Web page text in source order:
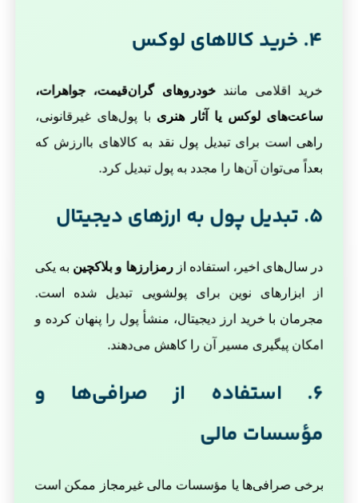
4. خرید کالاهای لوکس
خرید اقلامی مانندخودروهای گران‌قیمت، جواهرات،
ساعت‌های لوکس یا آثار هنری با پول‌های غیرقانونی،
راهی است برای تبدیل پول نقد به کالاهای باارزش که
بعداً می‌توان آن‌ها را مجدد به پول تبدیل کرد.
5. تبدیل پول به ارزهای دیجیتال
در سال‌های اخیر، استفاده ازرمزارزها و بلاکچین به یکی
از ابزارهای نوین برای پولشویی تبدیل شده است.
مجرمان با خرید ارز دیجیتال، منشأ پول را پنهان کرده و
امکان پیگیری مسیر آن را کاهش می‌دهند.
6. استفاده از صرافی‌ها و
مؤسسات مالی
برخی صرافی‌ها یا مؤسسات مالی غیرمجاز ممکن است